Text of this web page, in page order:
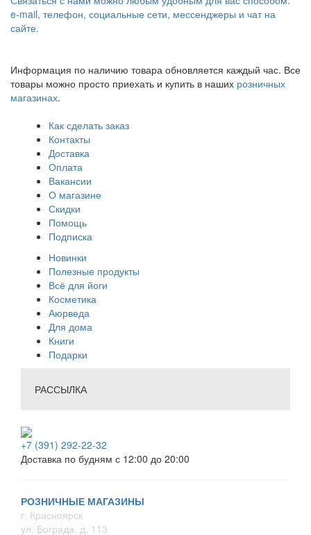
e-mail, телефон, социальные сети, мессенджеры и чат на
сайте.
Информация по наличию товара обновляется каждый час. Все
товары можно просто приехать и купить в наших розничных
магазинах.
Как сделать заказ
Контакты
Доставка
Оплата
Вакансии
О магазине
Скидки
Помощь
Подписка
Новинки
Полезные продукты
Всё для йоги
Косметика
Аюрведа
Для дома
Книги
Подарки
РАССЫЛКА
+7 (391) 292-22-32
Доставка по будням с 12:00 до 20:00
РОЗНИЧНЫЕ МАГАЗИНЫ
г. Красноярск
ул. Бограда, д. 113